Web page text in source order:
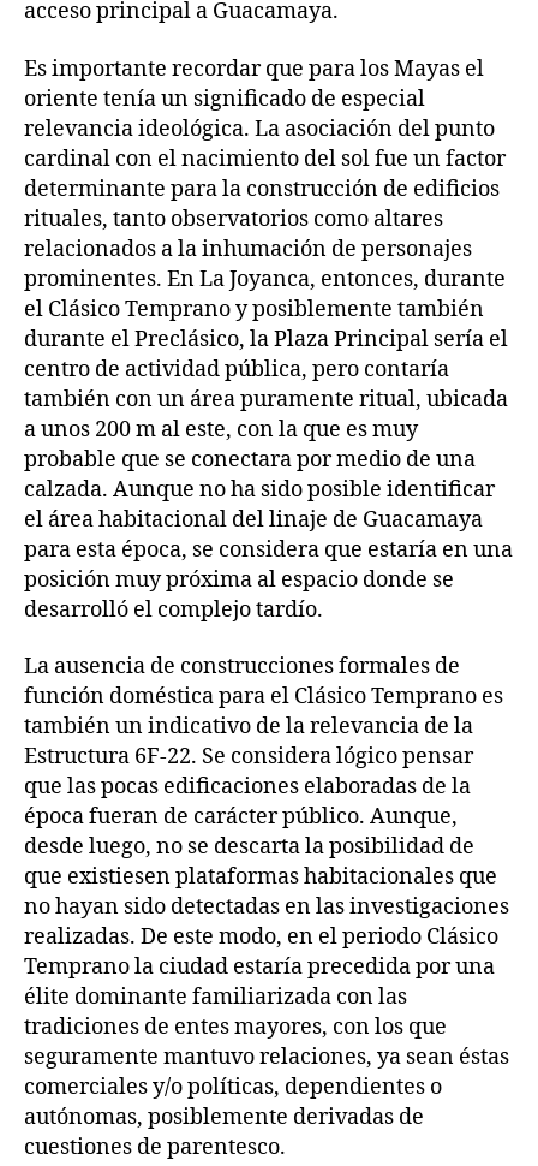
acceso principal a Guacamaya.
Es importante recordar que para los Mayas el
oriente tenía un significado de especial
relevancia ideológica. La asociación del punto
cardinal con el nacimiento del sol fue un factor
determinante para la construcción de edificios
rituales, tanto observatorios como altares
relacionados a la inhumación de personajes
prominentes. En La Joyanca, entonces, durante
el Clásico Temprano y posiblemente también
durante el Preclásico, la Plaza Principal sería el
centro de actividad pública, pero contaría
también con un área puramente ritual, ubicada
a unos 200 m al este, con la que es muy
probable que se conectara por medio de una
calzada. Aunque no ha sido posible identificar
el área habitacional del linaje de Guacamaya
para esta época, se considera que estaría en una
posición muy próxima al espacio donde se
desarrolló el complejo tardío.
La ausencia de construcciones formales de
función doméstica para el Clásico Temprano es
también un indicativo de la relevancia de la
Estructura 6F-22. Se considera lógico pensar
que las pocas edificaciones elaboradas de la
época fueran de carácter público. Aunque,
desde luego, no se descarta la posibilidad de
que existiesen plataformas habitacionales que
no hayan sido detectadas en las investigaciones
realizadas. De este modo, en el periodo Clásico
Temprano la ciudad estaría precedida por una
élite dominante familiarizada con las
tradiciones de entes mayores, con los que
seguramente mantuvo relaciones, ya sean éstas
comerciales y/o políticas, dependientes o
autónomas, posiblemente derivadas de
cuestiones de parentesco.